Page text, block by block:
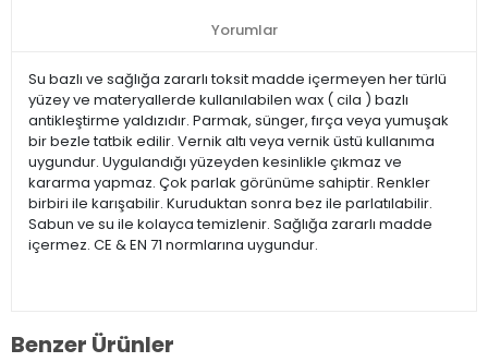
Yorumlar
Su bazlı ve sağlığa zararlı toksit madde içermeyen her türlü
yüzey ve materyallerde kullanılabilen wax ( cila ) bazlı
antikleştirme yaldızıdır. Parmak, sünger, fırça veya yumuşak
bir bezle tatbik edilir. Vernik altı veya vernik üstü kullanıma
uygundur. Uygulandığı yüzeyden kesinlikle çıkmaz ve
kararma yapmaz. Çok parlak görünüme sahiptir. Renkler
birbiri ile karışabilir. Kuruduktan sonra bez ile parlatılabilir.
Sabun ve su ile kolayca temizlenir. Sağlığa zararlı madde
içermez. CE & EN 71 normlarına uygundur.
Benzer Ürünler